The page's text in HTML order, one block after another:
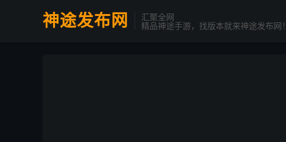
神途发布网
汇聚全网
精品神途手游，找版本就来神途发布网！